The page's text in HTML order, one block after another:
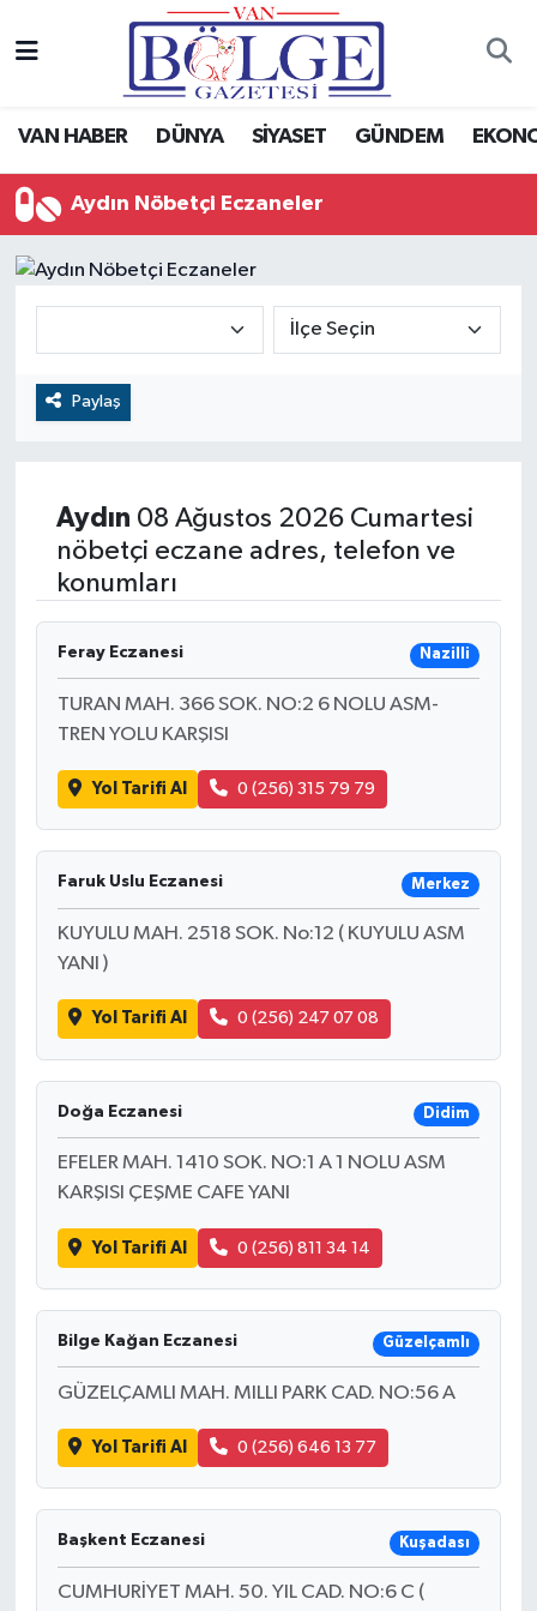
VAN HABER DÜNYA SİYASET GÜNDEM
Aydın Nöbetçi Eczaneler
Paylaş
Aydın 08 Ağustos 2026 Cumartesi
nöbetçi eczane adres, telefon ve
konumları
Feray Eczanesi Nazilli
TURAN MAH. 366 SOK. NO:2 6 NOLU ASM-
TREN YOLU KARŞISI
Yol Tarifi Al 0 (256) 315 79 79
Faruk Uslu Eczanesi Merkez
KUYULU MAH. 2518 SOK. No:12 ( KUYULU ASM
YANI )
Yol Tarifi Al 0 (256) 247 07 08
Doğa Eczanesi Didim
EFELER MAH. 1410 SOK. NO:1 A 1 NOLU ASM
KARŞISI ÇEŞME CAFE YANI
Yol Tarifi Al 0 (256) 811 34 14
Bilge Kağan Eczanesi Güzelçamlı
GÜZELÇAMLI MAH. MILLI PARK CAD. NO:56 A
Yol Tarifi Al 0 (256) 646 13 77
Başkent Eczanesi Kuşadası
CUMHURİYET MAH. 50. YIL CAD. NO:6 C (
Van Haber
Gündem
Spor
Eğitim
Dünya
RESMİ İLANLAR
Hava Durumu
Puan Durumu ve Fikstür
Tüm Manşetler
Son Dakika Haberleri
Haber Arşivi